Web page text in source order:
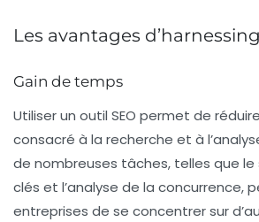
Les avantages
Gain de temps
Utiliser un outil SEO permet de
consacré à la recherche et à
de nombreuses tâches, telles que
clés et l’analyse de la concurrence,
entreprises de se concentrer sur